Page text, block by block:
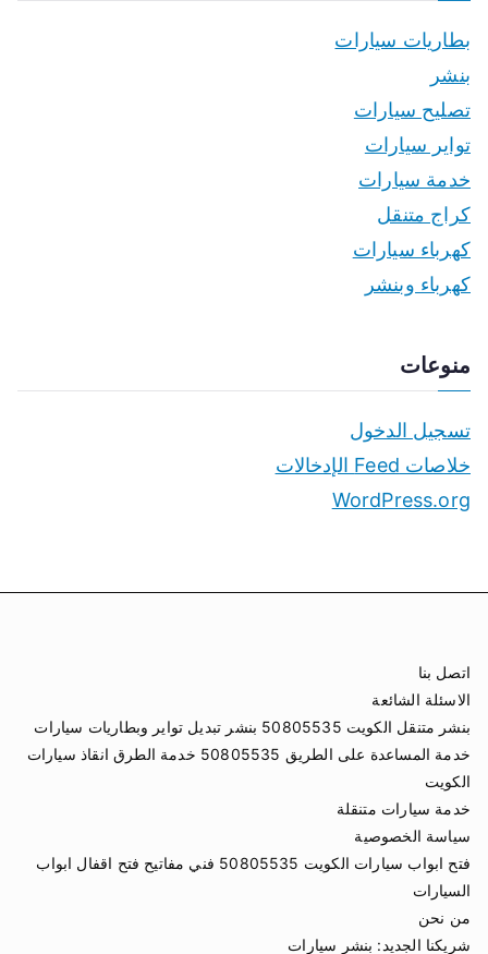
بطاريات سيارات
بنشر
تصليح سيارات
تواير سيارات
خدمة سيارات
كراج متنقل
كهرباء سيارات
كهرباء وبنشر
منوعات
تسجيل الدخول
خلاصات Feed الإدخالات
WordPress.org
اتصل بنا
الاسئلة الشائعة
بنشر متنقل الكويت 50805535 بنشر تبديل تواير وبطاريات سيارات
خدمة المساعدة على الطريق 50805535 خدمة الطرق انقاذ سيارات
الكويت
خدمة سيارات متنقلة
سياسة الخصوصية
فتح ابواب سيارات الكويت 50805535 فني مفاتيح فتح اقفال ابواب
السيارات
من نحن
شريكنا الجديد: بنشر سيارات